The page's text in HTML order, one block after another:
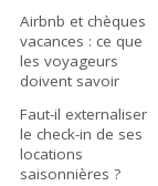
Airbnb et chèques
vacances : ce que
les voyageurs
doivent savoir
Faut-il externaliser
le check-in de ses
locations
saisonnières ?